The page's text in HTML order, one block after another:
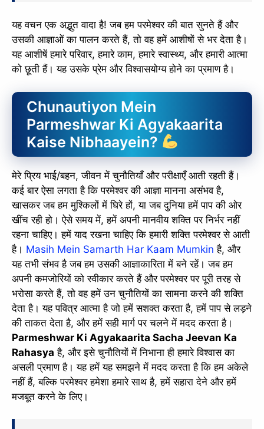
यह वचन एक अद्भुत वादा है! जब हम परमेश्वर की बात सुनते हैं और
उसकी आज्ञाओं का पालन करते हैं, तो वह हमें आशीषों से भर देता है।
यह आशीषें हमारे परिवार, हमारे काम, हमारे स्वास्थ्य, और हमारी आत्मा
को छूती हैं। यह उसके प्रेम और विश्वासयोग्य होने का प्रमाण है।
Chunautiyon Mein
Parmeshwar Ki Agyakaarita
Kaise Nibhaayein?
मेरे प्रिय भाई/बहन, जीवन में चुनौतियाँ और परीक्षाएँ आती रहती हैं।
कई बार ऐसा लगता है कि परमेश्वर की आज्ञा मानना असंभव है,
खासकर जब हम मुश्किलों में घिरे हों, या जब दुनिया हमें पाप की ओर
खींच रही हो। ऐसे समय में, हमें अपनी मानवीय शक्ति पर निर्भर नहीं
रहना चाहिए। हमें याद रखना चाहिए कि हमारी शक्ति परमेश्वर से आती
है। Masih Mein Samarth Har Kaam Mumkin है, और
यह तभी संभव है जब हम उसकी आज्ञाकारिता में बने रहें। जब हम
अपनी कमजोरियों को स्वीकार करते हैं और परमेश्वर पर पूरी तरह से
भरोसा करते हैं, तो वह हमें उन चुनौतियों का सामना करने की शक्ति
देता है। यह पवित्र आत्मा है जो हमें सशक्त करता है, हमें पाप से लड़ने
की ताकत देता है, और हमें सही मार्ग पर चलने में मदद करता है।
Parmeshwar Ki Agyakaarita Sacha Jeevan Ka
Rahasya है, और इसे चुनौतियों में निभाना ही हमारे विश्वास का
असली प्रमाण है। यह हमें यह समझने में मदद करता है कि हम अकेले
नहीं हैं, बल्कि परमेश्वर हमेशा हमारे साथ है, हमें सहारा देने और हमें
मजबूत करने के लिए।